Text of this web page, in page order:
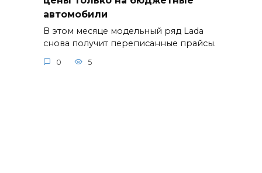
автомобили
В этом месяце модельный ряд Lada
снова получит переписанные прайсы.
0 5